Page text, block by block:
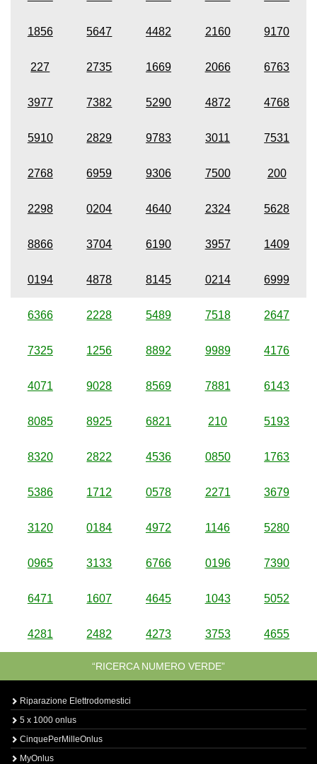
1856 5647 4482 2160 9170
227 2735 1669 2066 6763
3977 7382 5290 4872 4768
5910 2829 9783 3011 7531
2768 6959 9306 7500 200
2298 0204 4640 2324 5628
8866 3704 6190 3957 1409
0194 4878 8145 0214 6999
6366 2228 5489 7518 2647
7325 1256 8892 9989 4176
4071 9028 8569 7881 6143
8085 8925 6821 210 5193
8320 2822 4536 0850 1763
5386 1712 0578 2271 3679
3120 0184 4972 1146 5280
0965 3133 6766 0196 7390
6471 1607 4645 1043 5052
4281 2482 4273 3753 4655
“RICERCA NUMERO VERDE”
Riparazione Elettrodomestici
5 x 1000 onlus
CinquePerMilleOnlus
MyOnlus